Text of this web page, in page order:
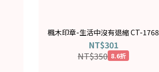
楓木印章-生活中沒有退縮 CT-1768
NT$301
NT$350 8.6折